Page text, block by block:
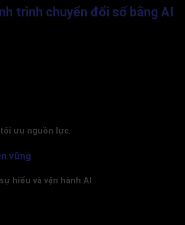
trình chuyển đổi số bằng AI
ưu nguồn lực.
vững
hiểu và vận hành AI .